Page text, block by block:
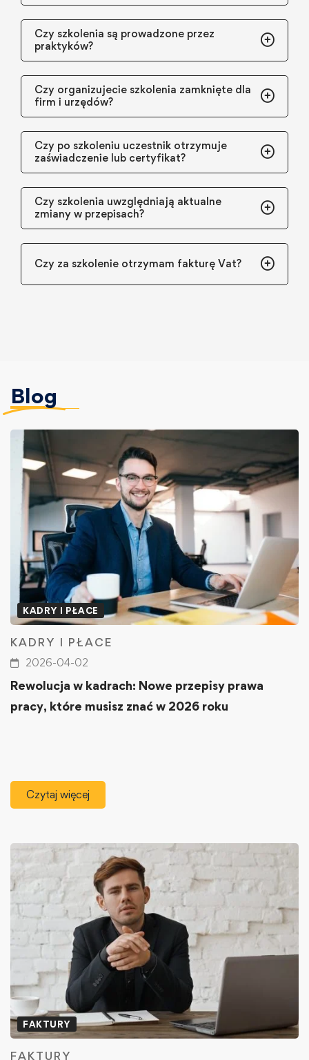
Czy szkolenia są prowadzone przez
praktyków?
Czy organizujecie szkolenia zamknięte dla
firm i urzędów?
Czy po szkoleniu uczestnik otrzymuje
zaświadczenie lub certyfikat?
Czy szkolenia uwzględniają aktualne
zmiany w przepisach?
Czy za szkolenie otrzymam fakturę Vat?
Blog
KADRY I PŁACE
KADRY I PŁACE
2026-04-02
Rewolucja w kadrach: Nowe przepisy prawa
pracy, które musisz znać w 2026 roku
Czytaj więcej
FAKTURY
FAKTURY